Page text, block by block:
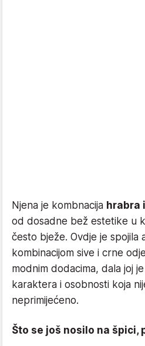
Njena je kombnacija hrabra
od dosadne bež estetike u
često bježe. Ovdje je spojila
kombinacijom sive i crne
modnim dodacima, dala joj
karaktera i osobnosti koja
neprimijećeno.
Što se još nosilo na špici,